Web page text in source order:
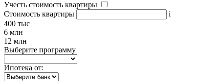
Учесть стоимость квартиры
Стоимость квартиры
i
400 тыс
6 млн
12 млн
Выберите программу
Ипотека от: